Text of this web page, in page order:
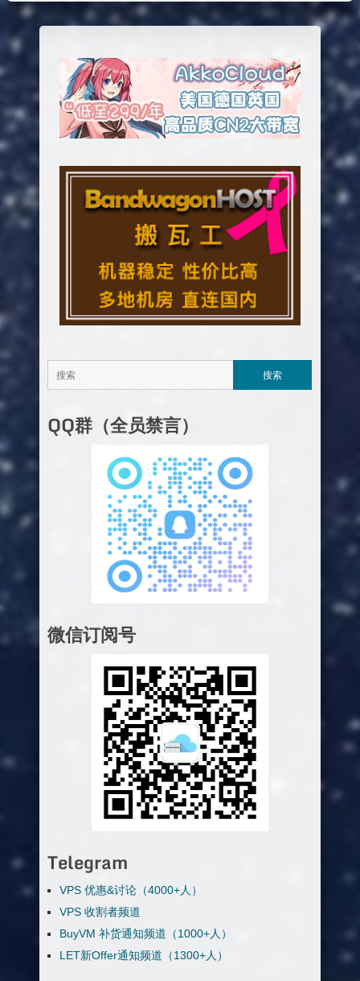
QQ群（全员禁言）
微信订阅号
Telegram
VPS 优惠&讨论（4000+人）
VPS 收割者频道
BuyVM 补货通知频道（1000+人）
LET新Offer通知频道（1300+人）